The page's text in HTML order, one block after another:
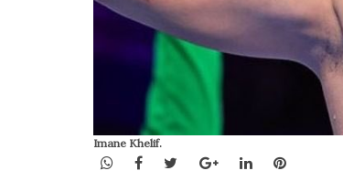
Imane Khelif.
WhatsApp
Facebook
TwitterGoogle+LinkedInPinterest